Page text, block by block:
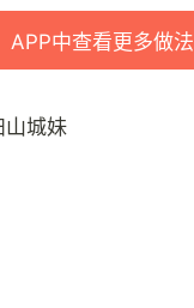
APP中查看更多做法
山城妹